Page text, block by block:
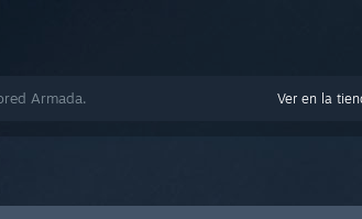
Ver en la
Armada.